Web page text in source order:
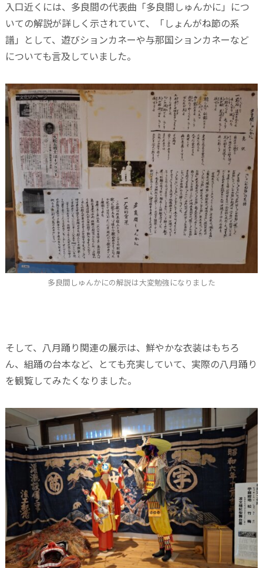
入口近くには、多良間の代表曲「多良間しゅんかに」につ
いての解説が詳しく示されていて、「しょんがね節の系
譜」として、遊びションカネーや与那国ションカネーなど
についても言及していました。
多良間しゅんかにの解説は大変勉強になりました
そして、八月踊り関連の展示は、鮮やかな衣装はもちろ
ん、組踊の台本など、とても充実していて、実際の八月踊り
を観覧してみたくなりました。